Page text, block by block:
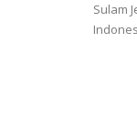
Sulam